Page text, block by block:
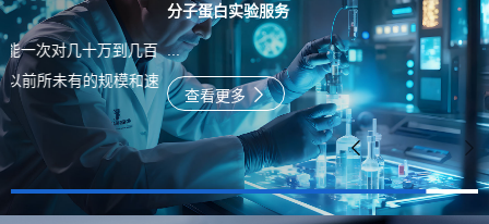
分子蛋白实验服务
...
查看更多